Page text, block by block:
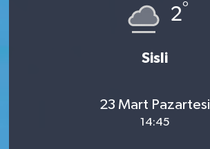
2°
Sisli
23 Mart Pazartesi
14:45